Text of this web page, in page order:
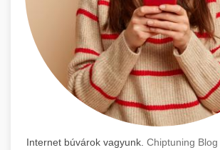
Internet búvárok vagyunk. Chiptuning Blog